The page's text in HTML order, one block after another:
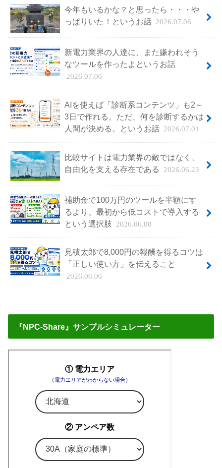
今年もいるかな？と思ったら・・・や
っぱりいた！というお話 2026.07.06
新電力業界の人達に、また嫌われそう
なツールを作ったよというお話
2026.07.06
AIを使えば「診断系コンテンツ」も2～
3日で作れる。ただ、何を診断するかは
人間が決める。というお話 2026.07.01
比較サイトは電力業界の敵ではなく、
自由化を支える存在である
2026.06.23
補助金で100万円のツールを半額にす
るより、最初から低コストで導入する
という選択肢
2026.06.08
見積太郎で8,000円の報酬を得るコツは
「正しい使い方」を伝えること
2026.06.06
『NPC-Share』サンプルシミュレーター